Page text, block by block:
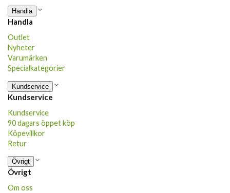
Handla
Handla
Outlet
Nyheter
Varumärken
Specialkategorier
Kundservice
Kundservice
Kundservice
90 dagars öppet köp
Köpevillkor
Retur
Övrigt
Övrigt
Om oss